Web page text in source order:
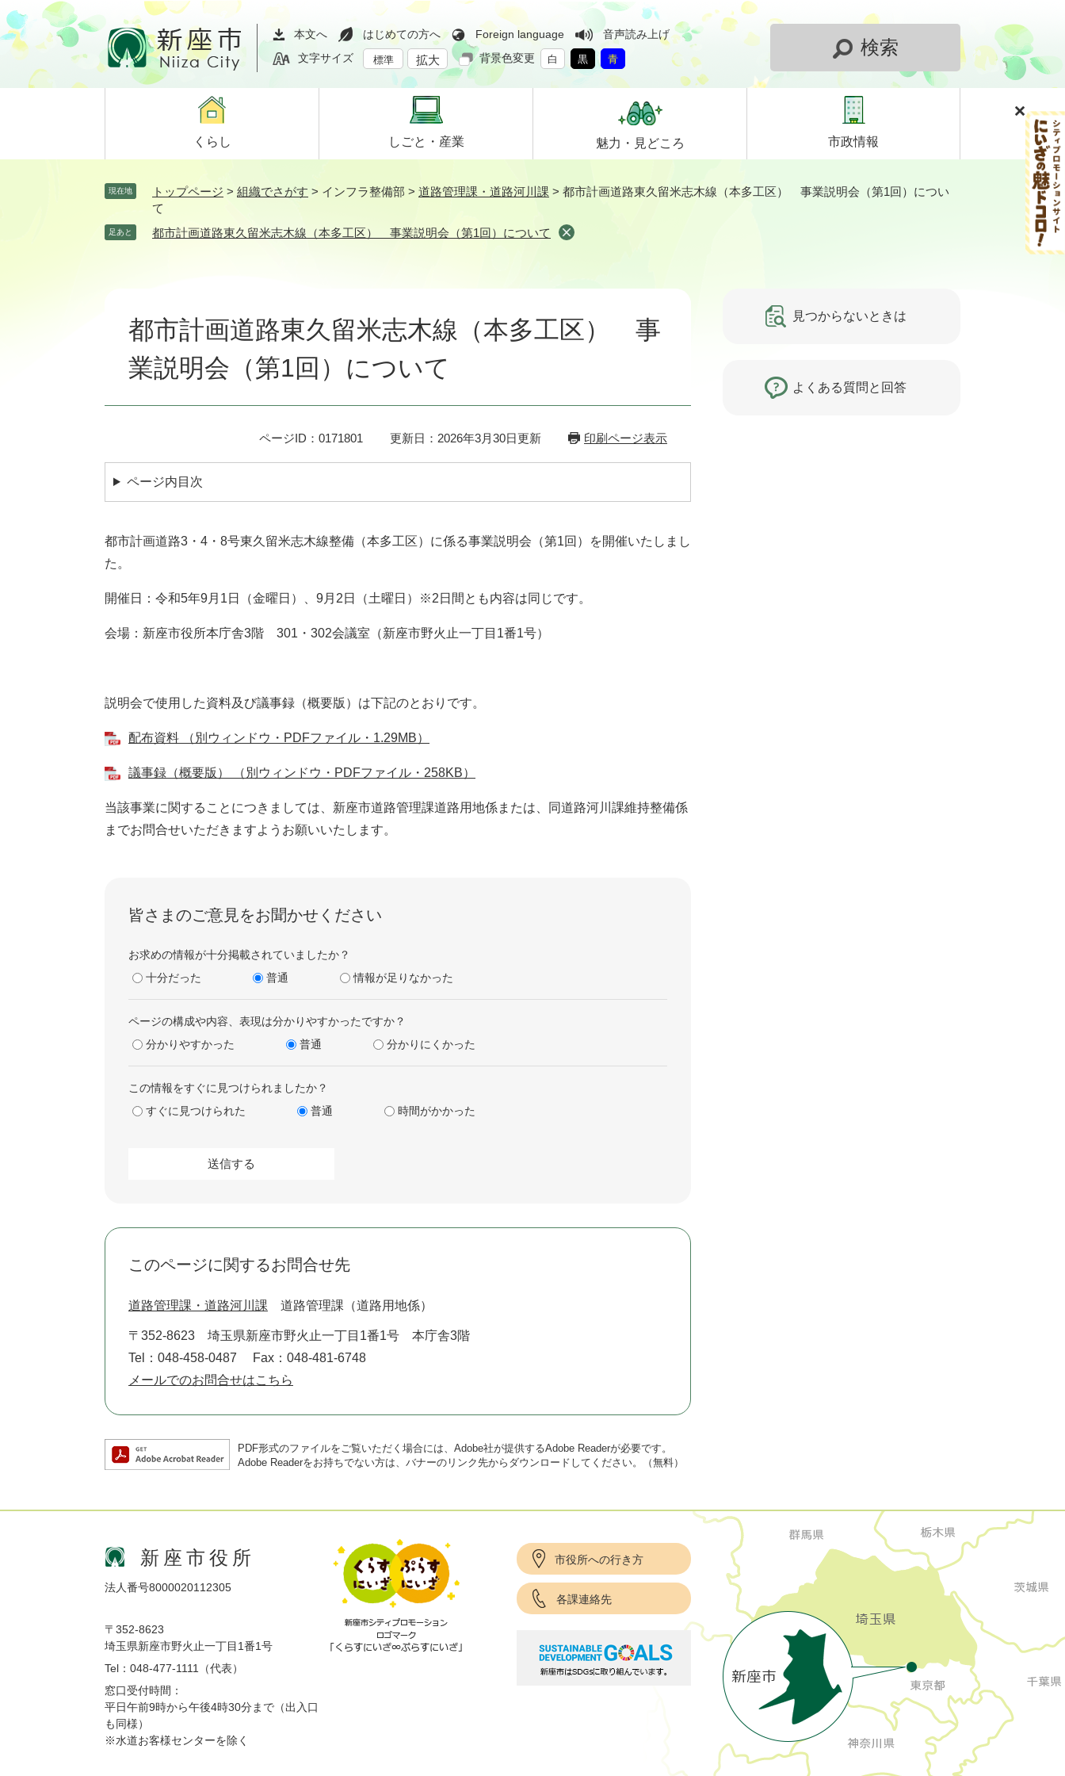
ペ
ー
ジ
メ
ニ
ュ
て
本文へ はじめての方へ Foreign language
音声読み上げ
文字サイズ
標準 拡大 背景色変更 白 黒 青
検索
くらし しごと・ 産業 魅力・ 見どころ 市政情報
現在地 トップページ > 組織でさがす > インフラ整備部 > 道路管理課・道路河川課 > 都市計画道路東久留米志木線（本多工区） 事業説明会（第1回）につい
て
足あと 都市計画道路東久留米志木線（本多工区） 事業説明会（第1回）について
都市計画道路東久留米志木線（本多工区） 事
業説明会（第1回）について
ページID：0171801 更新日：2026年3月30日更新 印刷ページ表示
ページ内目次
都市計画道路3・4・8号東久留米志木線整備（本多工区）に係る事業説明会（第1回）を開催いたしまし
た。
開催日：令和5年9月1日（金曜日）、9月2日（土曜日）※2日間とも内容は同じです。
会場：新座市役所本庁舎3階 301・302会議室（新座市野火止一丁目1番1号）
説明会で使用した資料及び議事録（概要版）は下記のとおりです。
配布資料 （別ウィンドウ・PDFファイル・1.29MB）
議事録（概要版） （別ウィンドウ・PDFファイル・258KB）
当該事業に関することにつきましては、新座市道路管理課道路用地係または、同道路河川課維持整備係
までお問合せいただきますようお願いいたします。
皆さまのご意見をお聞かせください
お求めの情報が十分掲載されていましたか？
十分だった
普通 情報が足りなかった
ページの構成や内容、表現は分かりやすかったですか？
分かりやすかった
普通 分かりにくかった
この情報をすぐに見つけられましたか？
すぐに見つけられた
普通 時間がかかった
このページに関するお問合せ先
道路管理課・道路河川課 道路管理課（道路用地係）
〒352-8623
埼玉県新座市野火止一丁目1番1号 本庁舎3階
Tel：048-458-0487
Fax：048-481-6748
メールでのお問合せはこちら
PDF形式のファイルをご覧いただく場合には、Adobe社が提供するAdobe Readerが必要です。
Adobe Readerをお持ちでない方は、バナーのリンク先からダウンロードしてください。（無料）
見つからないときは
よくある質問と回答
新座市役所
法人番号8000020112305
〒352-8623
埼玉県新座市野火止一丁目1番1号
Tel：048-477-1111（代表）
窓口受付時間：
平日午前9時から午後4時30分まで（出入口
も同様）
※水道お客様センターを除く
市役所への行き方
各課連絡先